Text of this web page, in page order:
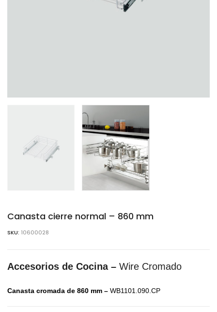
Canasta cierre normal – 860 mm
SKU: 10600028
Accesorios de Cocina – Wire Cromado
Canasta cromada de 860 mm – WB1101.090.CP